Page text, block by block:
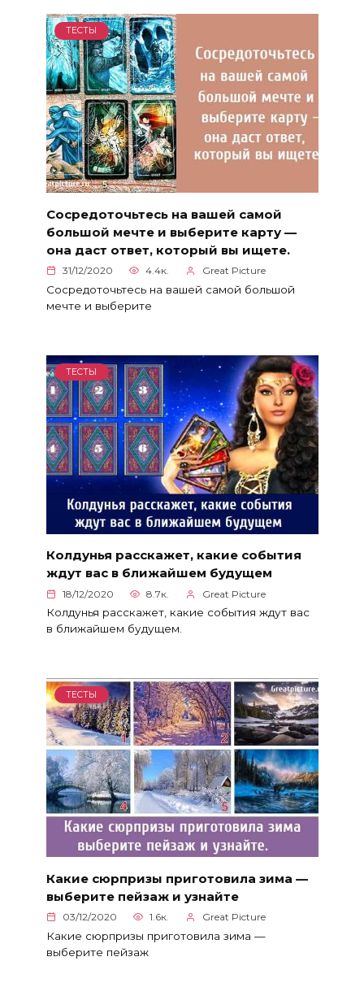
ТЕСТЫ
Сосредоточьтесь на вашей самой
большой мечте и выберите карту —
она даст ответ, который вы ищете.
31/12/2020 4.4к. Great Picture
Сосредоточьтесь на вашей самой большой
мечте и выберите
ТЕСТЫ
Колдунья расскажет, какие события
ждут вас в ближайшем будущем
18/12/2020 8.7к. Great Picture
Колдунья расскажет, какие события ждут вас
в ближайшем будущем.
ТЕСТЫ
Какие сюрпризы приготовила зима —
выберите пейзаж и узнайте
03/12/2020 1.6к. Great Picture
Какие сюрпризы приготовила зима —
выберите пейзаж